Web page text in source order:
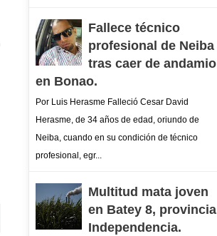
Fallece técnico
profesional de Neiba
tras caer de andamio
en Bonao.
Por Luis Herasme Falleció Cesar David
Herasme, de 34 años de edad, oriundo de
Neiba, cuando en su condición de técnico
profesional, egr...
Multitud mata joven
en Batey 8, provincia
Independencia.